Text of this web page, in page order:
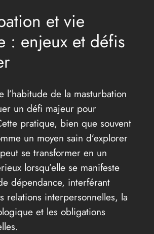
et vie
: enjeux et défis
l’habitude de la masturbation
un défi majeur pour
pratique, bien que souvent
un moyen sain d’explorer
se transformer en un
lorsqu’elle se manifeste
dépendance, interférant
relations interpersonnelles, la
et les obligations